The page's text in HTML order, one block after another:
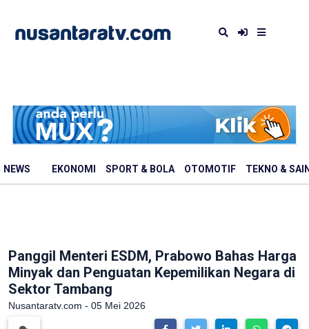
NEWS EKONOMI SPORT & BOLA OTOMOTIF TEKNO &
Panggil Menteri ESDM, Prabowo Bahas Harga
Minyak dan Penguatan Kepemilikan Negara di
Sektor Tambang
Nusantaratv.com - 05 Mei 2026